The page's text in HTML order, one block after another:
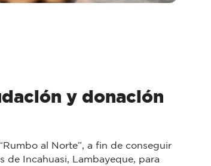
y donación
al Norte”, a fin de conseguir
de Incahuasi, Lambayeque, para